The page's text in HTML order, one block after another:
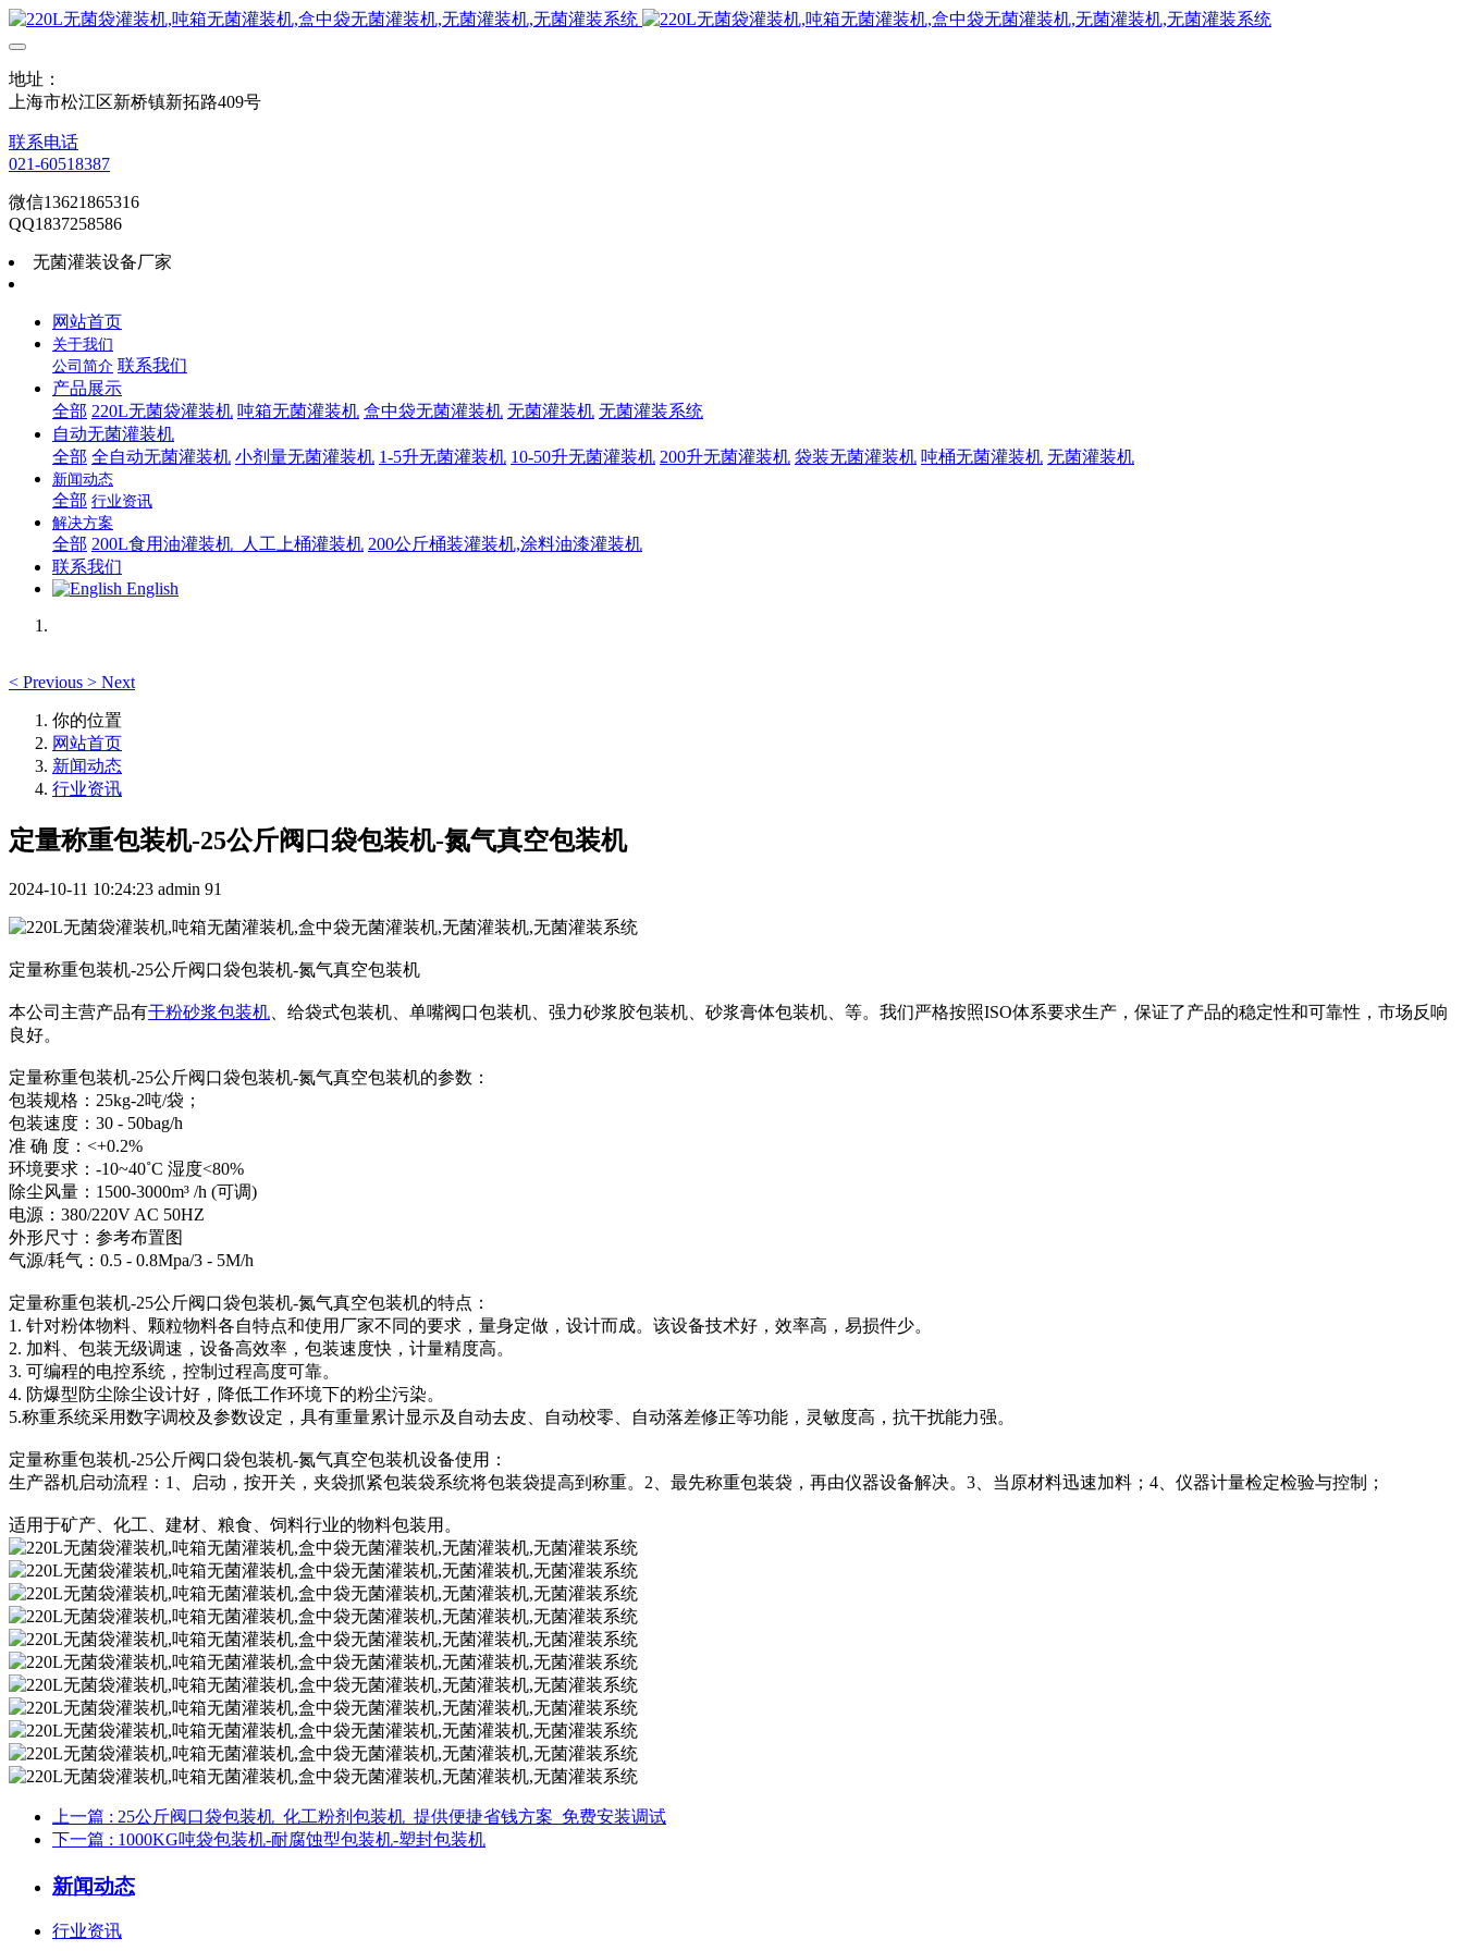
地址：
上海市松江区新桥镇新拓路409号
联系电话
021-60518387
微信13621865316
QQ1837258586
无菌灌装设备厂家
网站首页
关于我们
公司简介 联系我们
产品展示
全部 220L无菌袋灌装机 吨箱无菌灌装机 盒中袋无菌灌装机 无菌灌装机 无菌灌装系统
自动无菌灌装机
全部 全自动无菌灌装机 小剂量无菌灌装机 1-5升无菌灌装机 10-50升无菌灌装机 200升无菌灌装机 袋装无菌灌装机 吨桶无菌灌装机 无菌灌装机
新闻动态
全部 行业资讯
解决方案
全部 200L食用油灌装机_人工上桶灌装机 200公斤桶装灌装机,涂料油漆灌装机
联系我们
English
< Previous > Next
你的位置
网站首页
新闻动态
行业资讯
定量称重包装机-25公斤阀口袋包装机-氮气真空包装机
2024-10-11 10:24:23 admin 91
定量称重包装机-25公斤阀口袋包装机-氮气真空包装机
本公司主营产品有干粉砂浆包装机 、给袋式包装机、单嘴阀口包装机、强力砂浆胶包装机、砂浆膏体包装机、等。我们严格按照ISO体系要求生产，保证了产品的稳定性和可靠性，市场反响
良好。
定量称重包装机-25公斤阀口袋包装机-氮气真空包装机的参数：
包装规格：25kg-2吨/袋；
包装速度：30 - 50bag/h
准 确 度：<+0.2%
环境要求：-10~40˚C 湿度<80%
除尘风量：1500-3000m³ /h (可调)
电源：380/220V AC 50HZ
外形尺寸：参考布置图
气源/耗气：0.5 - 0.8Mpa/3 - 5M/h
定量称重包装机-25公斤阀口袋包装机-氮气真空包装机的特点：
1. 针对粉体物料、颗粒物料各自特点和使用厂家不同的要求，量身定做，设计而成。该设备技术好，效率高，易损件少。
2. 加料、包装无级调速，设备高效率，包装速度快，计量精度高。
3. 可编程的电控系统，控制过程高度可靠。
4. 防爆型防尘除尘设计好，降低工作环境下的粉尘污染。
5.称重系统采用数字调校及参数设定，具有重量累计显示及自动去皮、自动校零、自动落差修正等功能，灵敏度高，抗干扰能力强。
定量称重包装机-25公斤阀口袋包装机-氮气真空包装机设备使用：
生产器机启动流程：1、启动，按开关，夹袋抓紧包装袋系统将包装袋提高到称重。2、最先称重包装袋，再由仪器设备解决。3、当原材料迅速加料；4、仪器计量检定检验与控制；
适用于矿产、化工、建材、粮食、饲料行业的物料包装用。
上一篇 : 25公斤阀口袋包装机_化工粉剂包装机_提供便捷省钱方案_免费安装调试
下一篇 : 1000KG吨袋包装机-耐腐蚀型包装机-塑封包装机
新闻动态
行业资讯